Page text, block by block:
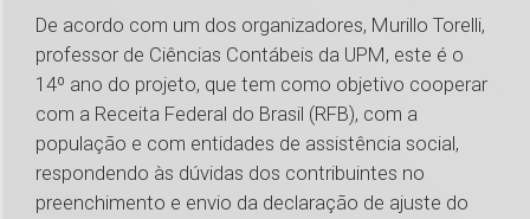
De acordo com um dos organizadores, Murillo Torelli,
professor de Ciências Contábeis da UPM, este é o
14º ano do projeto, que tem como objetivo cooperar
com a Receita Federal do Brasil (RFB), com a
população e com entidades de assistência social,
respondendo às dúvidas dos contribuintes no
preenchimento e envio da declaração de ajuste do